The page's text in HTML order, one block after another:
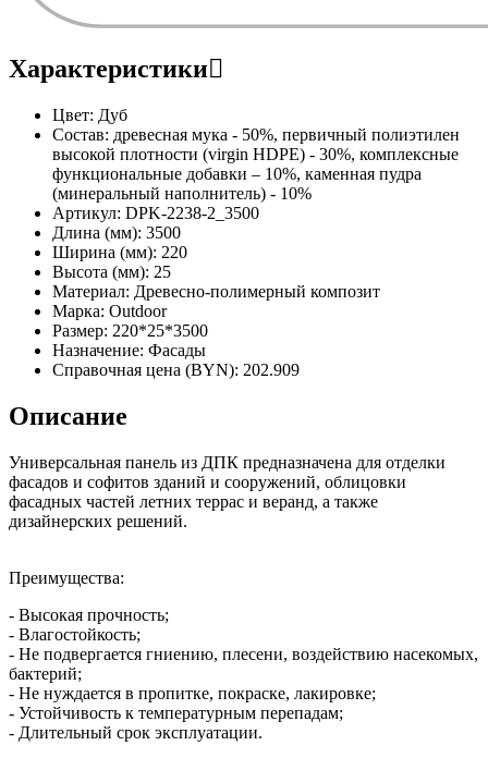
Характеристики
Цвет: Дуб
Состав: древесная мука - 50%, первичный полиэтилен
высокой плотности (virgin HDPE) - 30%, комплексные
функциональные добавки – 10%, каменная пудра
(минеральный наполнитель) - 10%
Артикул: DPK-2238-2_3500
Длина (мм): 3500
Ширина (мм): 220
Высота (мм): 25
Материал: Древесно-полимерный композит
Марка: Outdoor
Размер: 220*25*3500
Назначение: Фасады
Справочная цена (BYN): 202.909
Описание
Универсальная панель из ДПК предназначена для отделки
фасадов и софитов зданий и сооружений, облицовки
фасадных частей летних террас и веранд, а также
дизайнерских решений.
Преимущества:
- Высокая прочность;
- Влагостойкость;
- Не подвергается гниению, плесени, воздействию насекомых,
бактерий;
- Не нуждается в пропитке, покраске, лакировке;
- Устойчивость к температурным перепадам;
- Длительный срок эксплуатации.